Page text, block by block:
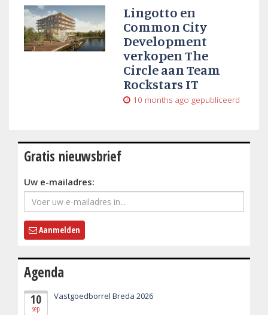
Lingotto en
Common City
Development
verkopen The
Circle aan Team
Rockstars IT
10 months ago gepubliceerd
Gratis nieuwsbrief
Uw e-mailadres:
Aanmelden
Agenda
10
sep
Vastgoedborrel Breda 2026